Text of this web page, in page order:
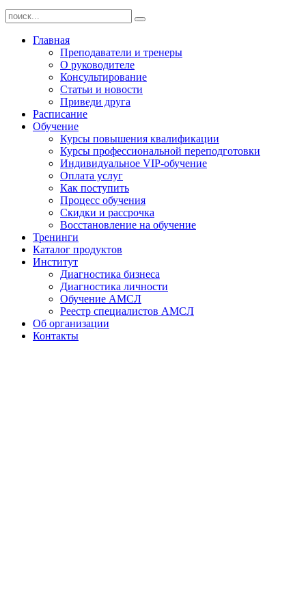
Главная
Преподаватели и тренеры
О руководителе
Консультирование
Статьи и новости
Приведи друга
Расписание
Обучение
Курсы повышения квалификации
Курсы профессиональной переподготовки
Индивидуальное VIP-обучение
Оплата услуг
Как поступить
Процесс обучения
Скидки и рассрочка
Восстановление на обучение
Тренинги
Каталог продуктов
Институт
Диагностика бизнеса
Диагностика личности
Обучение АМСЛ
Реестр специалистов АМСЛ
Об организации
Контакты